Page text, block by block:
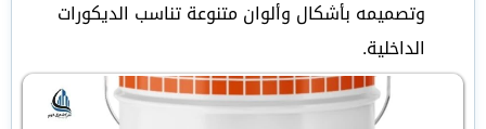
وتصميمه بأشكال وألوان متنوعة تناسب الديكورات
الداخلية.